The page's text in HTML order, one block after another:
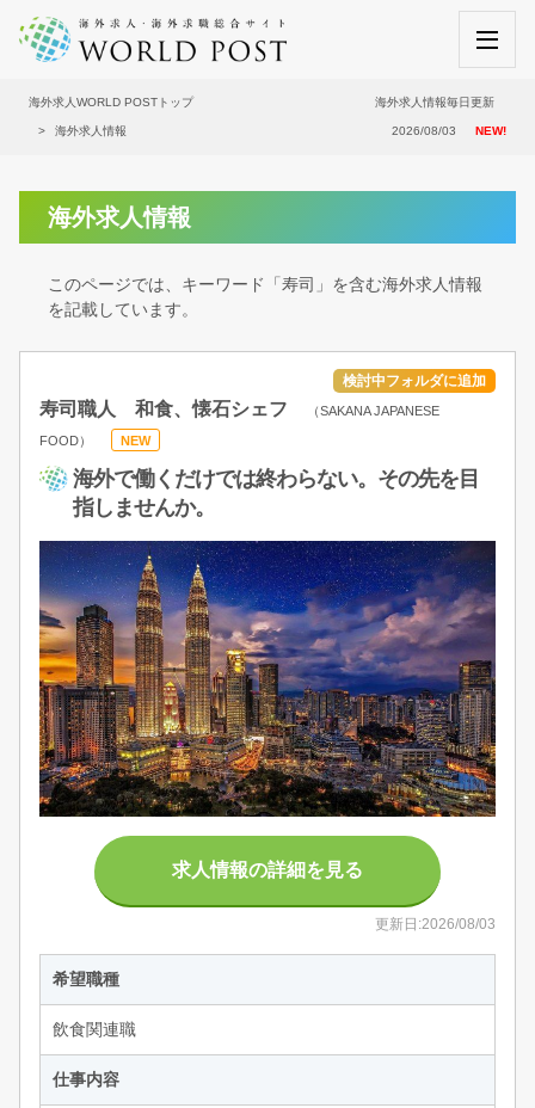
海外求人WORLD POSTトップ
海外求人情報
海外求人情報毎日更新
2026/08/03 NEW!
海外求人情報
このページでは、キーワード「寿司」を含む海外求人情報
を記載しています。
寿司職人 和食、懐石シェフ （SAKANA JAPANESE
FOOD） NEW
海外で働くだけでは終わらない。その先を目
指しませんか。
希望職種
飲食関連職
仕事内容
求人情報の詳細を見る
更新日:2026/08/03